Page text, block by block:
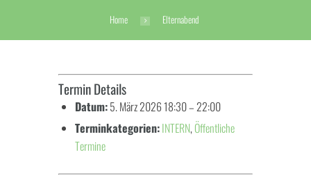
Home Elternabend
Termin Details
Datum:5. März 2026 18:30–22:00
Terminkategorien:INTERN,Öffentliche
Termine